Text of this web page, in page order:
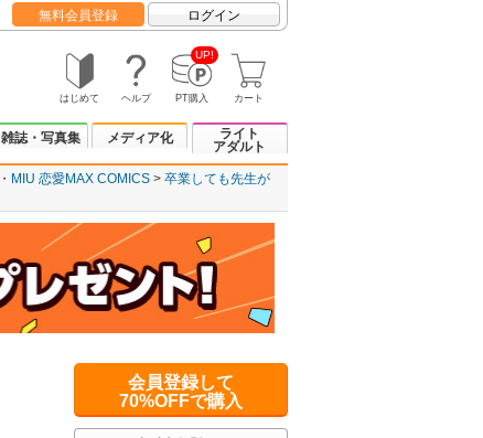
無料会員登録 ログイン
はじめて ヘルプ
UP!
PT購入 カート
雑誌・写真集 メディア化
ライト
アダルト
MIU 恋愛MAX COMICS
卒業しても先生が
会員登録して
70%OFFで購入